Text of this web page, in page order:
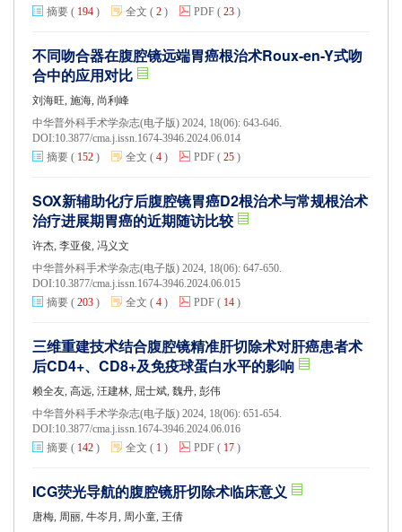
摘要 ( 194 ) 全文 ( 2 ) PDF ( 23 )
不同吻合器在腹腔镜远端胃癌根治术Roux-en-Y式吻
合中的应用对比
刘海旺, 施海, 尚利峰
中华普外科手术学杂志(电子版) 2024, 18(06): 643-646.
DOI:10.3877/cma.j.issn.1674-3946.2024.06.014
摘要 ( 152 ) 全文 ( 4 ) PDF ( 25 )
SOX新辅助化疗后腹腔镜胃癌D2根治术与常规根治术
治疗进展期胃癌的近期随访比较
许杰, 李亚俊, 冯义文
中华普外科手术学杂志(电子版) 2024, 18(06): 647-650.
DOI:10.3877/cma.j.issn.1674-3946.2024.06.015
摘要 ( 203 ) 全文 ( 4 ) PDF ( 14 )
三维重建技术结合腹腔镜精准肝切除术对肝癌患者术
后CD4+、CD8+及免疫球蛋白水平的影响
赖全友, 高远, 汪建林, 屈士斌, 魏丹, 彭伟
中华普外科手术学杂志(电子版) 2024, 18(06): 651-654.
DOI:10.3877/cma.j.issn.1674-3946.2024.06.016
摘要 ( 142 ) 全文 ( 1 ) PDF ( 17 )
ICG荧光导航的腹腔镜肝切除术临床意义
唐梅, 周丽, 牛岑月, 周小童, 王倩